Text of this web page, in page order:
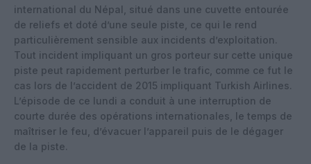
international du Népal, situé dans une cuvette entourée
de reliefs et doté d’une seule piste, ce qui le rend
particulièrement sensible aux incidents d’exploitation.
Tout incident impliquant un gros porteur sur cette unique
piste peut rapidement perturber le trafic, comme ce fut le
cas lors de l’accident de 2015 impliquant Turkish Airlines.
L’épisode de ce lundi a conduit à une interruption de
courte durée des opérations internationales, le temps de
maîtriser le feu, d’évacuer l’appareil puis de le dégager
de la piste.